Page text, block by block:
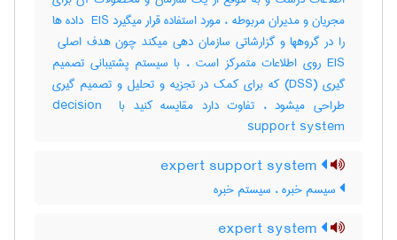
مجریان و مدیران مربوطه ، مورد استفاده قرار میگیرد ‎ EIS داده ها
EIS روی اطلاعات متمرکز است ، با سیستم پشتیبانی تصمیم
گیری (‎DSS) که برای کمک در تجزیه و تحلیل و تصمیم گیری
طراحی میشود ، تفاوت دارد مقایسه کنید با ‎decision ‎
support system
سیسم خبره ، سیستم خبره